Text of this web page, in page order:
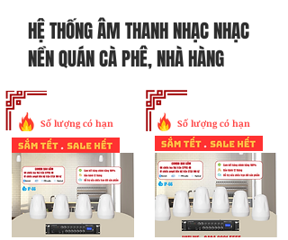
HỆ THỐNG ÂM THANH NHẠC NHẠC
NỀN QUÁN CÀ PHÊ, NHÀ HÀNG
Số lượng có hạn Số lượng có hạn